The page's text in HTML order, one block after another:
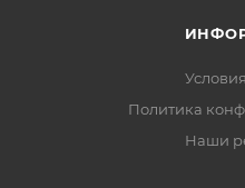
Политика
Наши